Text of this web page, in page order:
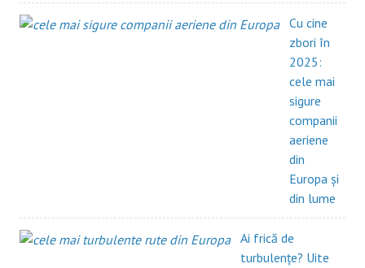
Cu cine
zbori în
2025:
cele mai
sigure
companii
aeriene
din
Europa și
din lume
Ai frică de
turbulențe? Uite